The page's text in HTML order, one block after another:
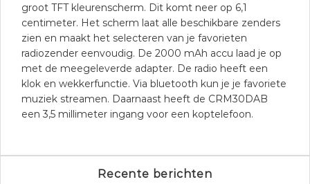
groot TFT kleurenscherm. Dit komt neer op 6,1
centimeter. Het scherm laat alle beschikbare zenders
zien en maakt het selecteren van je favorieten
radiozender eenvoudig. De 2000 mAh accu laad je op
met de meegeleverde adapter. De radio heeft een
klok en wekkerfunctie. Via bluetooth kun je je favoriete
muziek streamen. Daarnaast heeft de CRM30DAB
een 3,5 millimeter ingang voor een koptelefoon.
Recente berichten